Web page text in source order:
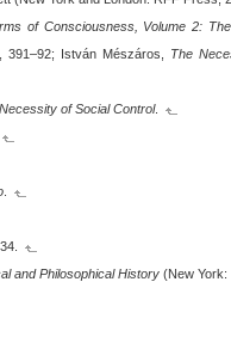
of Consciousness, Volume 2:
391–92; István Mészáros, The
of Social Control.
and Philosophical History (New York: